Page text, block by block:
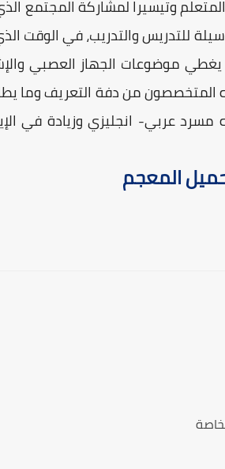
وتيسيرا ﻟﻤﺸﺎرﻛﺔ اﻟﻤﺠﺘﻤﻊ
ﻟﻠﺘﺪرﻳﺲ واﻟﺘﺪرﻳﺐ، ﻓﻲ اﻟﻮﻗﺖ
ﻣﻮﺿﻮﻋﺎت الجهاز اﻟﻌﺼﺒﻲ
اﻟﻤﺘﺨﺼﺼﻮن ﻣﻦ دﻓﺔ اﻟﺘﻌﺮﻳﻒ وﻣﺎ
ﻣﺴﺮد ﻋﺮﺑﻲ- انجليزي وزﻳﺎدة
المعجم